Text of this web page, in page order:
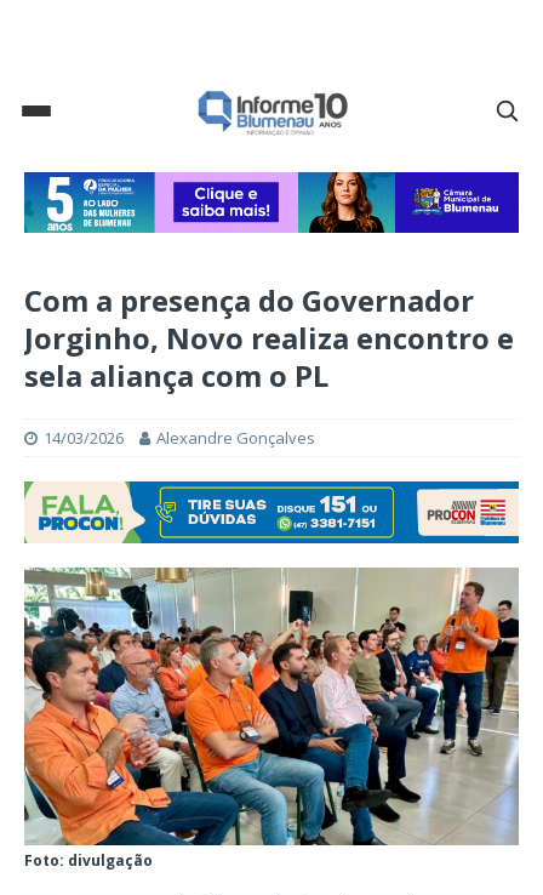
Com a presença do Governador
Jorginho, Novo realiza encontro e
sela aliança com o PL
14/03/2026 Alexandre Gonçalves
Foto: divulgação